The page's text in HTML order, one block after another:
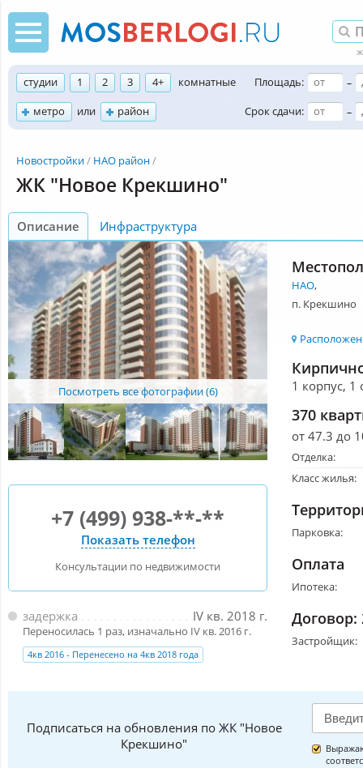
студии 1 2 3 4+
комнатные
метро
или район
Площадь:
–
Срок сдачи:
–
Новостройки НАО район
ЖК "Новое Крекшино"
Описание Инфраструктура
Посмотреть все фотографии (6)
+7 (499) 938-**-**
Показать телефон
Консультации по недвижимости
IV кв. 2018 г.
задержка
Переносилась 1 раз, изначально IV кв. 2016 г.
4кв 2016 - Перенесено на 4кв 2018 года
НАО,
п. Крекшино
1 корпус, 1
370
от 47.3 до
Отделка:
Класс жилья:
Парковка:
Оплата
Ипотека:
Договор:
Застройщик:
Подписаться на обновления по ЖК "Новое
Крекшино"